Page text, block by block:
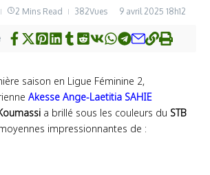
2 Mins Read 382Vues 9 avril 2025 18h12
saison en Ligue Féminine 2,
Akesse Ange-Laetitia SAHIE
a brillé sous les couleurs du STB
impressionnantes de :